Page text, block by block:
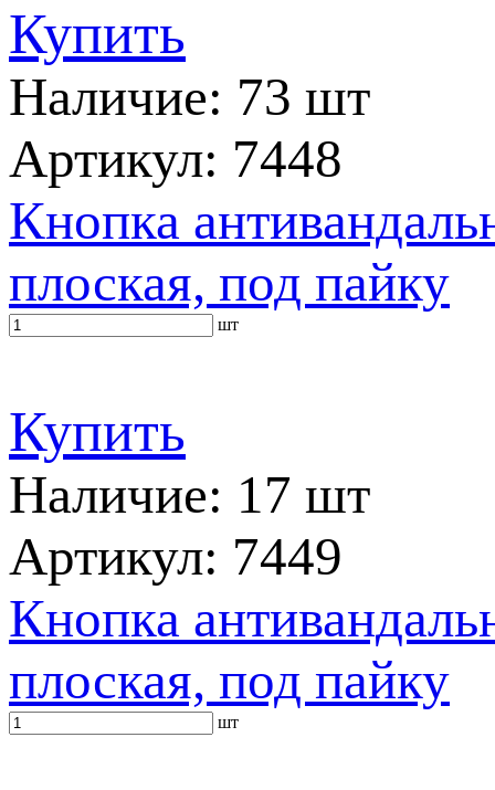
Купить
Наличие: 73 шт
Артикул: 7448
Кнопка
плоская, под пайку
шт
Купить
Наличие: 17 шт
Артикул: 7449
Кнопка
плоская, под пайку
шт